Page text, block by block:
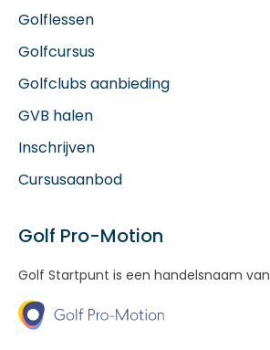
Golflessen
Golfcursus
Golfclubs aanbieding
GVB halen
Inschrijven
Cursusaanbod
Golf Pro-Motion
Golf Startpunt is een handelsnaam van